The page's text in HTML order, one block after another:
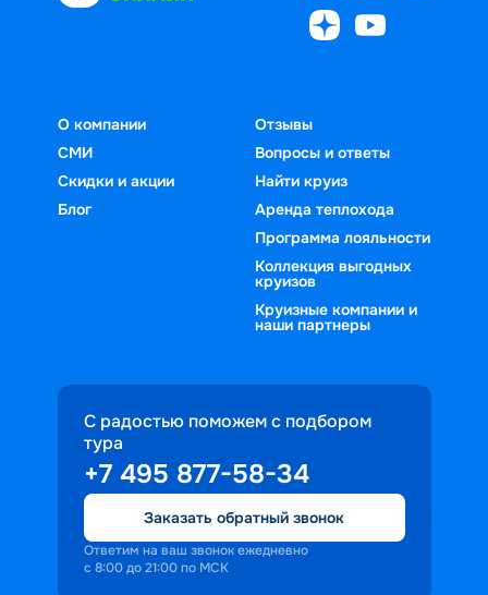
О компании
СМИ
Скидки и акции
Блог
Отзывы
Вопросы и ответы
Найти круиз
Аренда теплохода
Программа лояльности
Коллекция выгодных
круизов
Круизные компании и
наши партнеры
С радостью поможем с подбором
тура
+7 495 877-58-34
Заказать обратный звонок
Ответим на ваш звонок ежедневно
с 8:00 до 21:00 по МСК